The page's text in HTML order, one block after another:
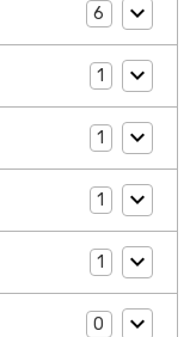
6
1
1
1
1
0